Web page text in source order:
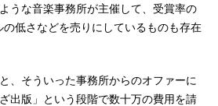
うな音楽事務所が主催して、受賞率の
低さなどを売りにしているものも存在
、そういった事務所からのオファーに
出版」という段階で数十万の費用を請